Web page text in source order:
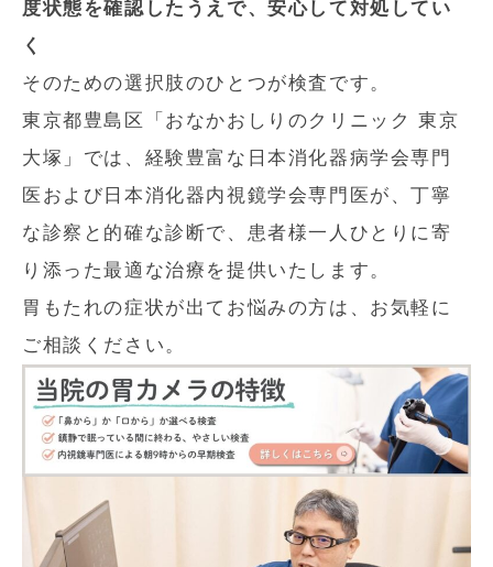
度状態を確認したうえで、安心して対処してい
く
そのための選択肢のひとつが検査です。
東京都豊島区「おなかおしりのクリニック 東京
大塚」では、経験豊富な日本消化器病学会専門
医および日本消化器内視鏡学会専門医が、丁寧
な診察と的確な診断で、患者様一人ひとりに寄
り添った最適な治療を提供いたします。
胃もたれの症状が出てお悩みの方は、お気軽に
ご相談ください。